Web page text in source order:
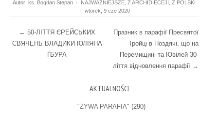
Autor: ks. Bogdan Stepan · NAJWAŻNIEJSZE Z ARCHIDIECEJI Z POLSKI
· wtorek, 9 cze 2020
Post navigation
← 50-ЛІТТЯ ЄРЕЙСЬКИХ
СВЯЧЕНЬ ВЛАДИКИ ЮЛІЯНА
ҐБУРА
Празник в парафії Пресвятої
Тройці в Поздячі, що на
Перемищині та Ювілей 30-
ліття відновлення парафії →
AKTUALNOŚCI
"ŻYWA PARAFIA" (290)